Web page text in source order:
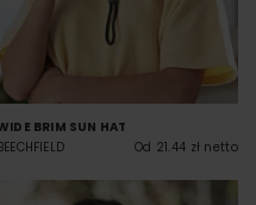
BRIM SUN HAT
Od 21.44 zł netto